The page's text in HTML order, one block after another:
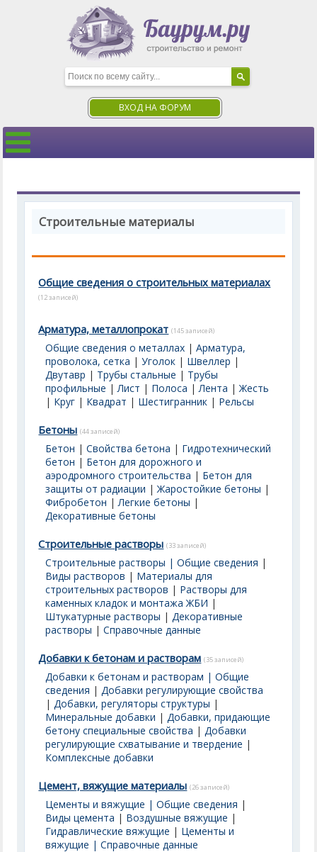
ВХОД НА ФОРУМ
Строительные материалы
Общие сведения о строительных материалах
(12 записей)
Арматура, металлопрокат (145 записей)
Общие сведения о металлах |Арматура,
проволока, сетка |Уголок | Швеллер |
Двутавр | Трубы стальные | Трубы
профильные |Лист | Полоса |Лента |Жесть
| Круг | Квадрат | Шестигранник | Рельсы
Бетоны (44 записей)
Бетон |Свойства бетона | Гидротехнический
бетон | Бетон для дорожного и
аэродромного строительства | Бетон для
защиты от радиации |Жаростойкие бетоны |
Фибробетон |Легкие бетоны |
Декоративные бетоны
Строительные растворы (33 записей)
Строительные растворы | Общие сведения |
Виды растворов | Материалы для
строительных растворов | Растворы для
каменных кладок и монтажа ЖБИ |
Штукатурные растворы |Декоративные
растворы |Справочные данные
Добавки к бетонам и растворам (35 записей)
Добавки к бетонам и растворам | Общие
сведения |Добавки регулирующие свойства
|Добавки, регуляторы структуры |
Минеральные добавки |Добавки, придающие
бетону специальные свойства |Добавки
регулирующие схватывание и твердение |
Комплексные добавки
Цемент, вяжущие материалы (26 записей)
Цементы и вяжущие | Общие сведения |
Виды цемента | Воздушные вяжущие |
Гидравлические вяжущие | Цементы и
вяжущие | Справочные данные